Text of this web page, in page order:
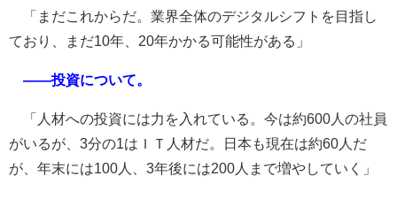
「まだこれからだ。業界全体のデジタルシフトを目指し
ており、まだ10年、20年かかる可能性がある」
――投資について。
「人材への投資には力を入れている。今は約600人の社員
がいるが、3分の1はＩＴ人材だ。日本も現在は約60人だ
が、年末には100人、3年後には200人まで増やしていく」